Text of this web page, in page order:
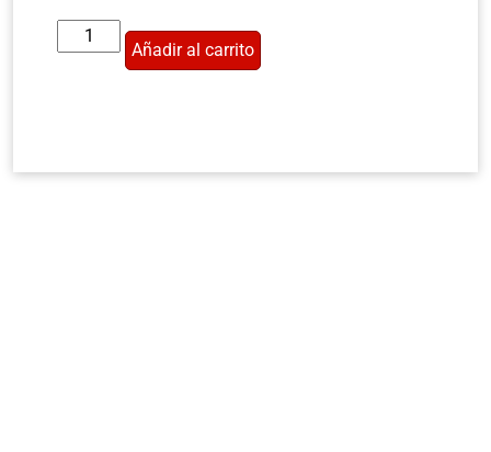
Añadir al carrito